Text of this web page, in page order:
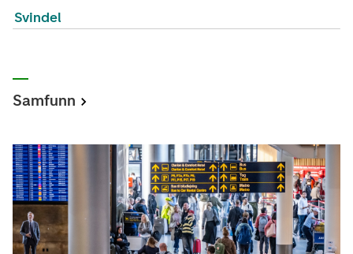
Svindel
Samfunn